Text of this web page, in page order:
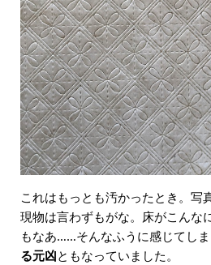
これはもっとも汚かったとき。写
現物は言わずもがな。床がこんな
もなあ……そんなふうに感じてしま
る元凶ともなっていました。